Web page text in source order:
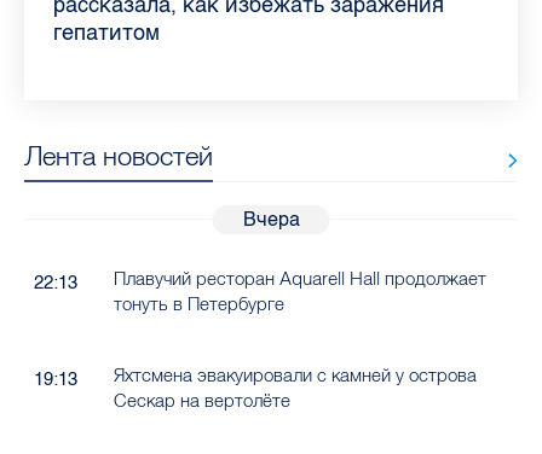
гепатитом
Лента новостей
Вчера
22:13
Плавучий ресторан Aquarell Hall продолжает
тонуть в Петербурге
19:13
Яхтсмена эвакуировали с камней у острова
Сескар на вертолёте